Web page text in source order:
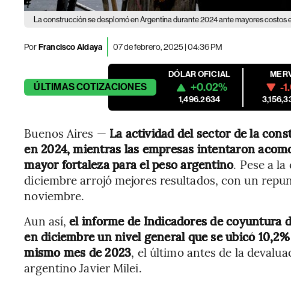
La construcción se desplomó en Argentina durante 2024 ante mayores costos
PorFrancisco Aldaya 07 de febrero, 2025 | 04:36 PM
ÚLTIMASCOTIZACIONES
DÓLAR OFICIAL
+0.02%
1,496.2634
-
Buenos Aires — La actividad del sector de la
en 2024, mientras las empresas intentaron
mayor fortaleza para el peso argentino. Pese a
diciembre arrojó mejores resultados, con un
noviembre.
Aun así,el informe de Indicadores de coyuntura
en diciembre un nivel general que se ubicó
mismo mes de 2023, el último antes de la
argentino Javier Milei.